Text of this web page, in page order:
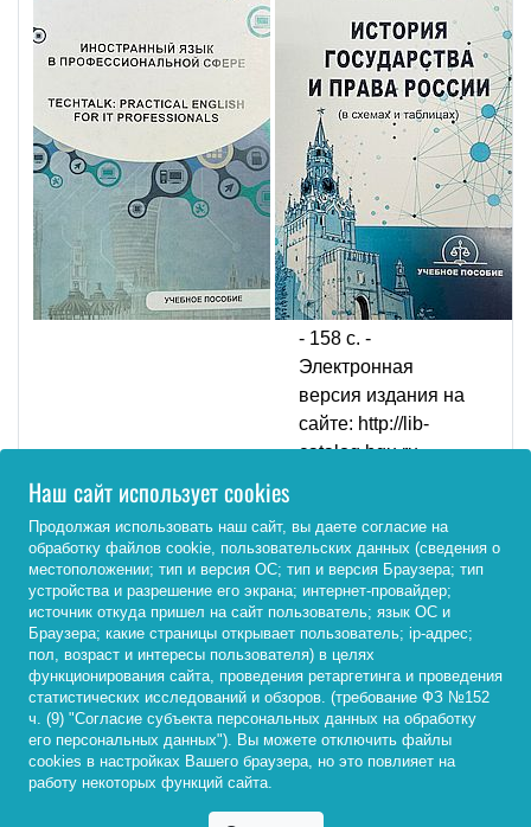
Иностранный язык
профессиональной
сфере = TechTalk:
Practical English for
IT Professionals :
учебное пособие /
Е. Н. Пищерская ;
Байкальский гос.
ун-т. - Иркутск :
Изд. дом БГУ, 2025.
- 158 с. -
Электронная
версия издания на
сайте: http://lib-
catalog.bgu.ru
О. Б.
Большакова
Система
временных
Наш сайт использует cookies
Продолжая использовать наш сайт, вы даете согласие на
обработку файлов cookie, пользовательских данных (сведения о
местоположении; тип и версия ОС; тип и версия Браузера; тип
устройства и разрешение его экрана; интернет-провайдер;
источник откуда пришел на сайт пользователь; язык ОС и
Браузера; какие страницы открывает пользователь; ip-адрес;
пол, возраст и интересы пользователя) в целях
функционирования сайта, проведения ретаргетинга и проведения
статистических исследований и обзоров. (требование ФЗ №152
ч. (9) "Согласие субъекта персональных данных на обработку
его персональных данных"). Вы можете отключить файлы
cookies в настройках Вашего браузера, но это повлияет на
работу некоторых функций сайта.